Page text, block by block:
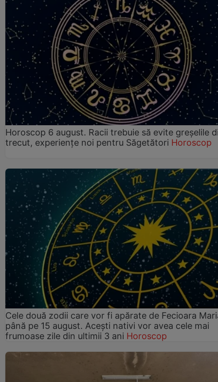
Horoscop 6 august. Racii trebuie să evite greșelile
trecut, experiențe noi pentru Săgetători Horoscop
Cele două zodii care vor fi apărate de Fecioara
până pe 15 august. Acești nativi vor avea cele mai
frumoase zile din ultimii 3 ani Horoscop